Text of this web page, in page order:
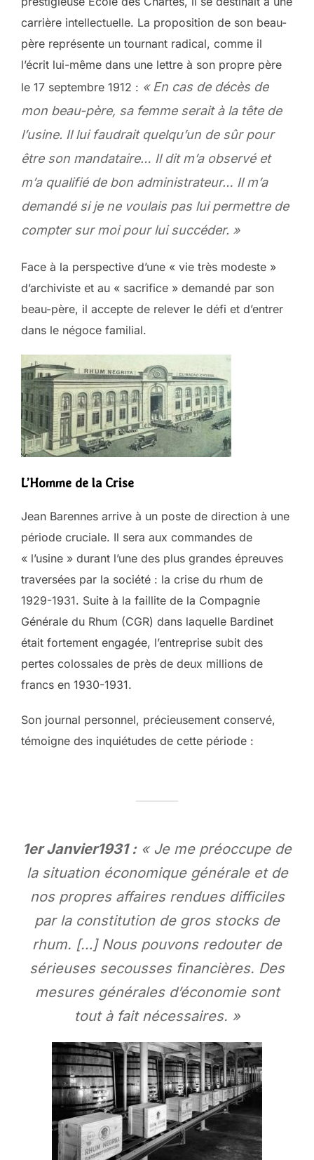
carrière intellectuelle. La proposition de son beau-
père représente un tournant radical, comme il
l’écrit lui-même dans une lettre à son propre père
le 17 septembre 1912 : « En cas de décès de
mon beau-père, sa femme serait à la tête de
l’usine. Il lui faudrait quelqu’un de sûr pour
être son mandataire… Il dit m’a observé et
m’a qualifié de bon administrateur… Il m’a
demandé si je ne voulais pas lui permettre de
compter sur moi pour lui succéder. »
Face à la perspective d’une « vie très modeste »
d’archiviste et au « sacrifice » demandé par son
beau-père, il accepte de relever le défi et d’entrer
dans le négoce familial.
L’Homme de la Crise
Jean Barennes arrive à un poste de direction à une
période cruciale. Il sera aux commandes de
« l’usine » durant l’une des plus grandes épreuves
traversées par la société : la crise du rhum de
1929-1931. Suite à la faillite de la Compagnie
Générale du Rhum (CGR) dans laquelle Bardinet
était fortement engagée, l’entreprise subit des
pertes colossales de près de deux millions de
francs en 1930-1931.
Son journal personnel, précieusement conservé,
témoigne des inquiétudes de cette période :
1er Janvier1931 : « Je me préoccupe de
la situation économique générale et de
nos propres affaires rendues difficiles
par la constitution de gros stocks de
rhum. […] Nous pouvons redouter de
sérieuses secousses financières. Des
mesures générales d’économie sont
tout à fait nécessaires. »